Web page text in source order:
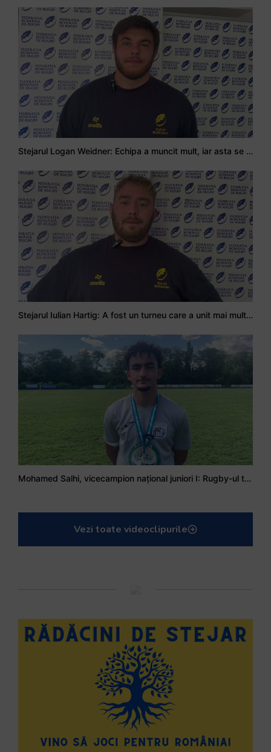
Stejarul Logan Weidner: Echipa a muncit mult, iar asta se va vedea în meciurile de la Nations Cup
Stejarul Iulian Hartig: A fost un turneu care a unit mai mult echipa
Mohamed Salhi, vicecampion național juniori I: Rugby-ul te învață să accepți și înfrângerile
Vezi toate videoclipurile